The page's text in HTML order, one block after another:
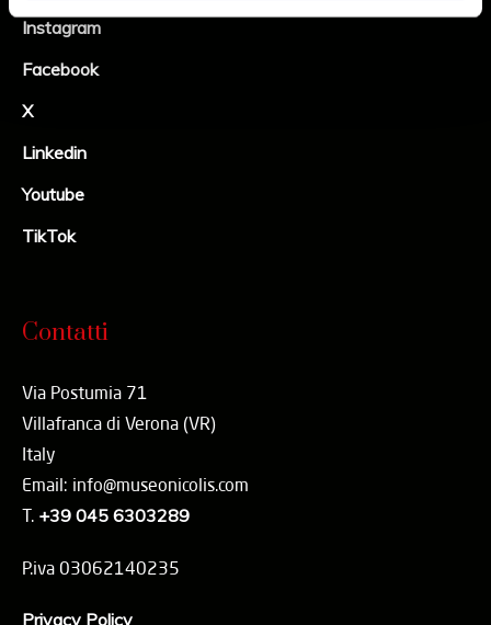
Instagram
Facebook
X
Linkedin
Youtube
TikTok
Contatti
Via Postumia 71
Villafranca di Verona (VR)
Italy
Email: info@museonicolis.com
T. +39 045 6303289
P.iva 03062140235
Privacy Policy